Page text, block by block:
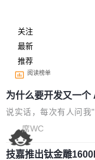
关注
最新
推荐
阅读榜单
为什么要开发又一个
说实话，每次有人问我
Sider、Copilot for
了，你为什么还要再做
问得好。 因为我自己
席WC
技嘉推出钛金雕